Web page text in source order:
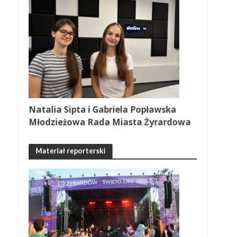
Natalia Sipta i Gabriela Popławska
Młodzieżowa Rada Miasta Żyrardowa
Materiał reporterski